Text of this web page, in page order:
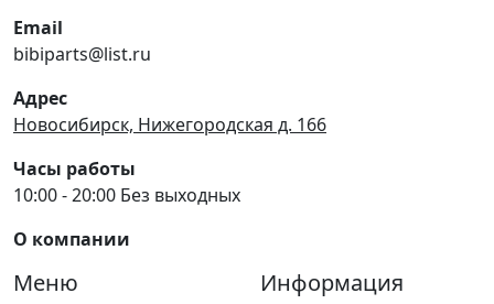
Email
bibiparts@list.ru
Адрес
Новосибирск, Нижегородская д. 166
Часы работы
10:00 - 20:00 Без выходных
О компании
Меню Информация